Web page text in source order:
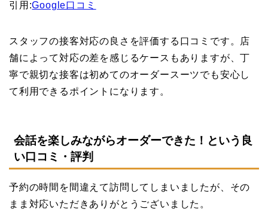
引用:Google口コミ
スタッフの接客対応の良さを評価する口コミです。店
舗によって対応の差を感じるケースもありますが、丁
寧で親切な接客は初めてのオーダースーツでも安心し
て利用できるポイントになります。
会話を楽しみながらオーダーできた！という良
い口コミ・評判
予約の時間を間違えて訪問してしまいましたが、その
まま対応いただきありがとうございました。